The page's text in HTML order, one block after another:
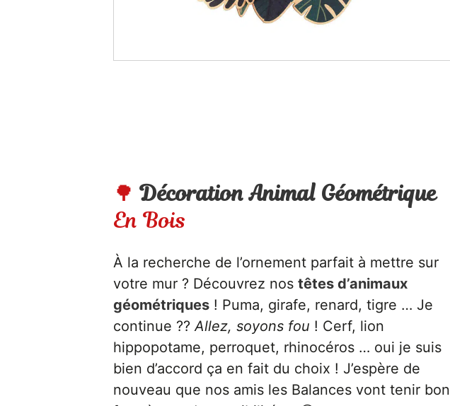
🌳 Décoration Animal Géométrique
En Bois
À la recherche de l’ornement parfait à mettre sur
votre mur ? Découvrez nos têtes d’animaux
géométriques ! Puma, girafe, renard, tigre … Je
continue ??Allez, soyons fou ! Cerf, lion
hippopotame, perroquet, rhinocéros … oui je suis
bien d’accord ça en fait du choix ! J’espère de
nouveau que nos amis les Balances vont tenir bon